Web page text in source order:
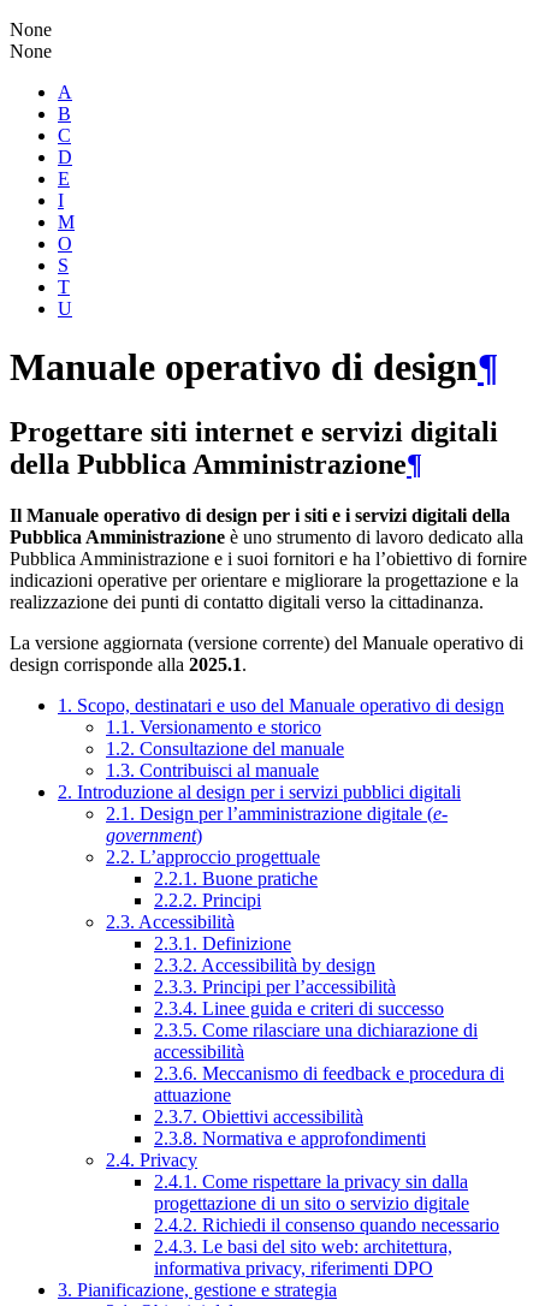
None
None
A
B
C
D
E
I
M
O
S
T
U
Manuale operativo di design¶
Progettare siti internet e servizi digitali
della Pubblica Amministrazione¶
Il Manuale operativo di design per i siti e i servizi digitali della
Pubblica Amministrazione è uno strumento di lavoro dedicato alla
Pubblica Amministrazione e i suoi fornitori e ha l’obiettivo di fornire
indicazioni operative per orientare e migliorare la progettazione e la
realizzazione dei punti di contatto digitali verso la cittadinanza.
La versione aggiornata (versione corrente) del Manuale operativo di
design corrisponde alla 2025.1.
1. Scopo, destinatari e uso del Manuale operativo di design
1.1. Versionamento e storico
1.2. Consultazione del manuale
1.3. Contribuisci al manuale
2. Introduzione al design per i servizi pubblici digitali
2.1. Design per l’amministrazione digitale (e-
government)
2.2. L’approccio progettuale
2.2.1. Buone pratiche
2.2.2. Principi
2.3. Accessibilità
2.3.1. Definizione
2.3.2. Accessibilità by design
2.3.3. Principi per l’accessibilità
2.3.4. Linee guida e criteri di successo
2.3.5. Come rilasciare una dichiarazione di
accessibilità
2.3.6. Meccanismo di feedback e procedura di
attuazione
2.3.7. Obiettivi accessibilità
2.3.8. Normativa e approfondimenti
2.4. Privacy
2.4.1. Come rispettare la privacy sin dalla
progettazione di un sito o servizio digitale
2.4.2. Richiedi il consenso quando necessario
2.4.3. Le basi del sito web: architettura,
informativa privacy, riferimenti DPO
3. Pianificazione, gestione e strategia